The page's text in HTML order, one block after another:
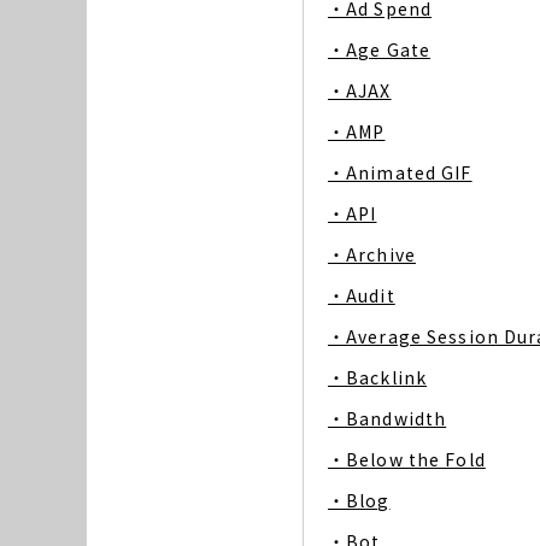
・Ad Spend
・Age Gate
・AJAX
・AMP
・Animated GIF
・API
・Archive
・Audit
・Average Session
・Backlink
・Bandwidth
・Below the Fold
・Blog
・Bot